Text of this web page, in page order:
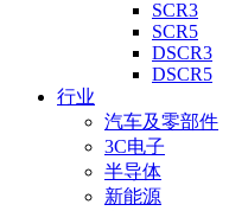
SCR3
SCR5
DSCR3
DSCR5
行业
汽车及零部件
3C电子
半导体
新能源